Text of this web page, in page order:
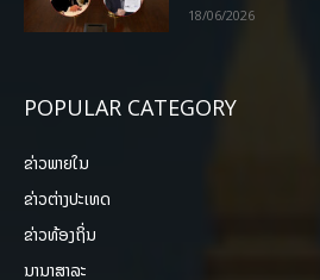
18/06/2026
POPULAR CATEGORY
ຂ່າວພາຍ​ໃນ
ຂ່າວຕ່າງປະເທດ
ຂ່າວທ້ອງຖິ່ນ
ນານາສາລະ